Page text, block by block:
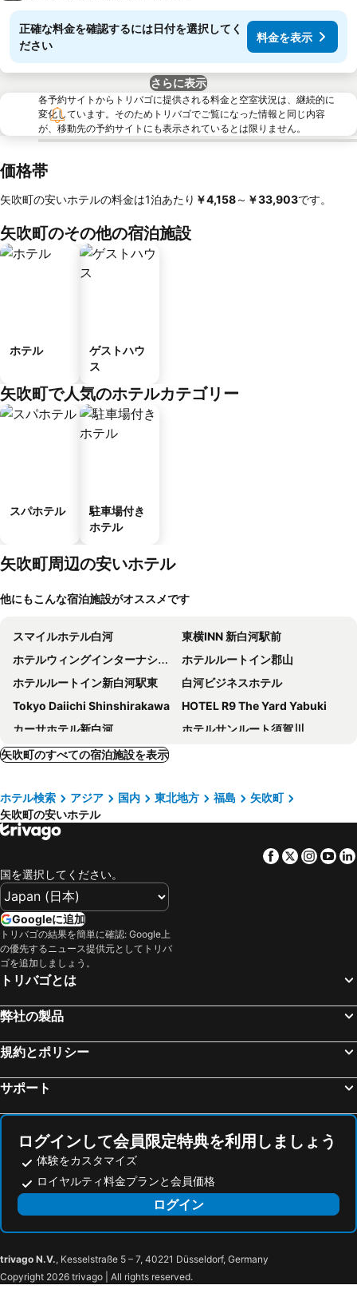
正確な料金を確認するには日付を選択してく
ださい
料金を表示
さらに表示
各予約サイトからトリバゴに提供される料金と空室状況は、継続的に
変化しています。そのためトリバゴでご覧になった情報と同じ内容
が、移動先の予約サイトにも表示されているとは限りません。
価格帯
矢吹町の安いホテルの料金は1泊あたり ‎￥4,158～ ‎￥33,903です。
矢吹町のその他の宿泊施設
ホテル
ゲストハウ
ス
矢吹町で人気のホテルカテゴリー
スパホテル
駐車場付き
ホテル
矢吹町周辺の安いホテル
他にもこんな宿泊施設がオススメです
スマイルホテル白河
東横INN 新白河駅前
ホテルウィングインターナショナル須賀川
ホテルルートイン郡山
ホテルルートイン新白河駅東
白河ビジネスホテル
Tokyo Daiichi Shinshirakawa
HOTEL R9 The Yard Yabuki
カーサホテル新白河
ホテルサンルート須賀川
福島県白河市新白河駅前
Hotel Kilala (Adult Only)
鏡石第一ホテル
バーデン
グランドエクシブ那須白河 ザ・ロッジ
Hongfabudongnotang
Smile Hotel Shirakawa - Vacation STAY 54759v
Tabist 矢吹ステーションホテル
Smile Hotel Shirakawa - Vacation STAY 54734v
矢吹町のすべての宿泊施設を表示
ホテル検索 アジア 国内 東北地方 福島
矢吹町
矢吹町の安いホテル
Facebook
Twitter
国を選択してください。
Googleに追加
トリバゴの結果を簡単に確認: Google上
の優先するニュース提供元としてトリバ
ゴを追加しましょう。
トリバゴとは
弊社の製品
規約とポリシー
サポート
ログインして会員限定特典を利用しましょう
体験をカスタマイズ
ロイヤルティ料金プランと会員価格
ログイン
trivago N.V., Kesselstraße 5 – 7, 40221 Düsseldorf, Germany
Copyright 2026 trivago | All rights reserved.